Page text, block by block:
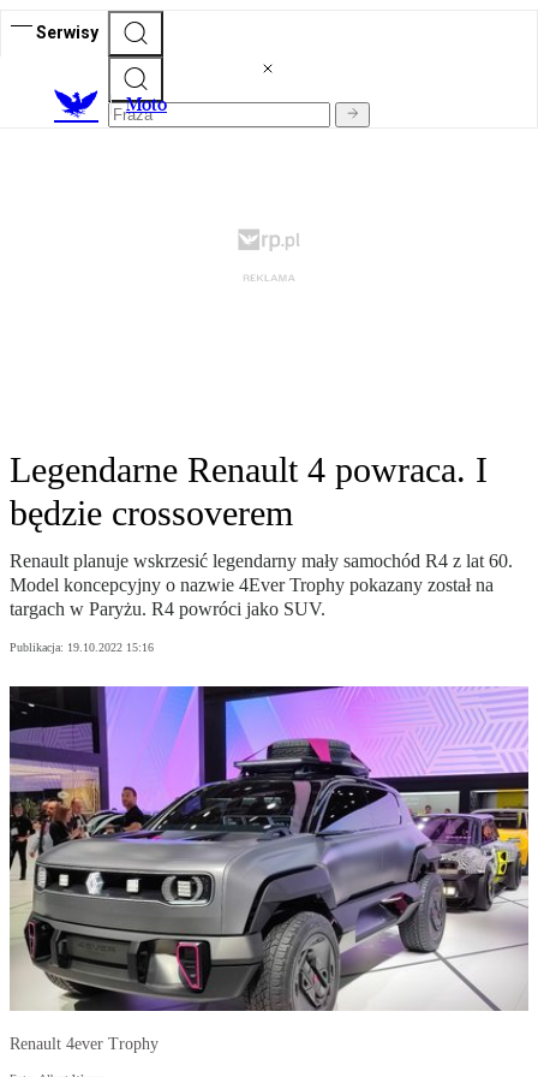
Serwisy
Moto
Legendarne Renault 4 powraca. I
będzie crossoverem
Renault planuje wskrzesić legendarny mały samochód R4 z lat 60.
Model koncepcyjny o nazwie 4Ever Trophy pokazany został na
targach w Paryżu. R4 powróci jako SUV.
Publikacja: 19.10.2022 15:16
Renault 4ever Trophy